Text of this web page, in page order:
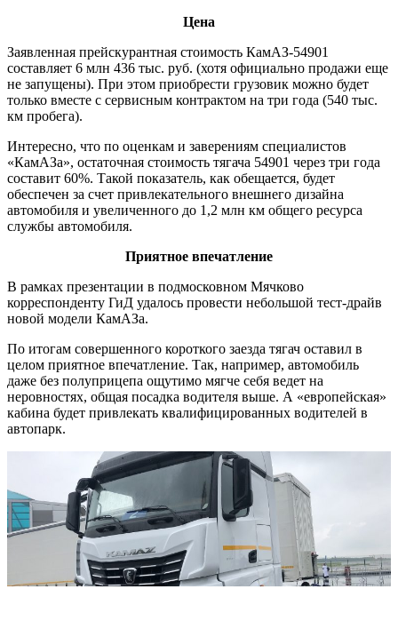
Цена
Заявленная прейскурантная стоимость КамАЗ-54901
составляет 6 млн 436 тыс. руб. (хотя официально продажи еще
не запущены). При этом приобрести грузовик можно будет
только вместе с сервисным контрактом на три года (540 тыс.
км пробега).
Интересно, что по оценкам и заверениям специалистов
«КамАЗа», остаточная стоимость тягача 54901 через три года
составит 60%. Такой показатель, как обещается, будет
обеспечен за счет привлекательного внешнего дизайна
автомобиля и увеличенного до 1,2 млн км общего ресурса
службы автомобиля.
Приятное впечатление
В рамках презентации в подмосковном Мячково
корреспонденту ГиД удалось провести небольшой тест-драйв
новой модели КамАЗа.
По итогам совершенного короткого заезда тягач оставил в
целом приятное впечатление. Так, например, автомобиль
даже без полуприцепа ощутимо мягче себя ведет на
неровностях, общая посадка водителя выше. А «европейская»
кабина будет привлекать квалифицированных водителей в
автопарк.